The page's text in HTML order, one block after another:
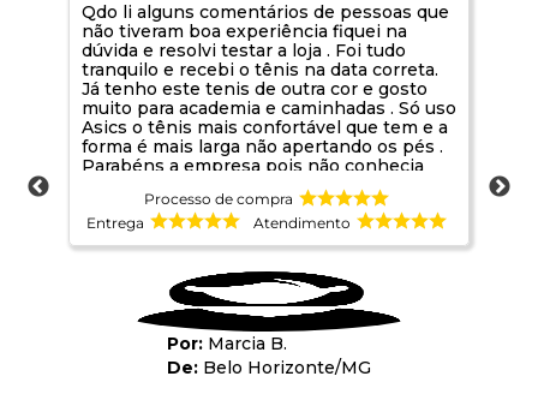
Qdo li alguns comentários de pessoas que
não tiveram boa experiência fiquei na
dúvida e resolvi testar a loja . Foi tudo
tranquilo e recebi o tênis na data correta.
Já tenho este tenis de outra cor e gosto
muito para academia e caminhadas . Só uso
Asics o tênis mais confortável que tem e a
forma é mais larga não apertando os pés .
Parabéns a empresa pois não conhecia
sou de Belo Horizonte. Foi uma boa
oportunidade de conhecer
Processo de compra
Entrega
Atendimento
Marcia B.
Belo Horizonte/MG